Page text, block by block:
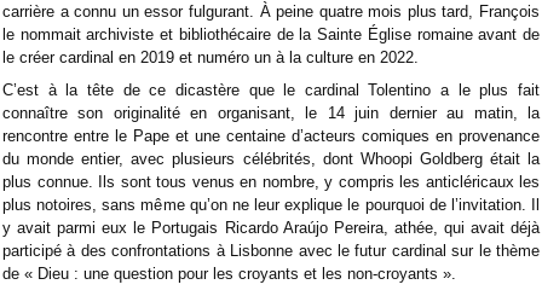
carrière a connu un essor fulgurant. À peine quatre mois plus tard, François
le nommait archiviste et bibliothécaire de la Sainte Église romaine avant de
le créer cardinal en 2019 et numéro un à la culture en 2022.
C’est à la tête de ce dicastère que le cardinal Tolentino a le plus fait
connaître son originalité en organisant, le 14 juin dernier au matin, la
rencontre entre le Pape et une centaine d’acteurs comiques en provenance
du monde entier, avec plusieurs célébrités, dont Whoopi Goldberg était la
plus connue. Ils sont tous venus en nombre, y compris les anticléricaux les
plus notoires, sans même qu’on ne leur explique le pourquoi de l’invitation. Il
y avait parmi eux le Portugais Ricardo Araújo Pereira, athée, qui avait déjà
participé à des confrontations à Lisbonne avec le futur cardinal sur le thème
de « Dieu : une question pour les croyants et les non-croyants ».